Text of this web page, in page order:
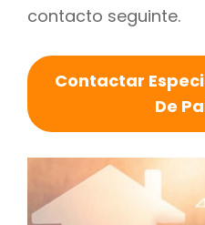
contacto seguinte.
Contactar
De